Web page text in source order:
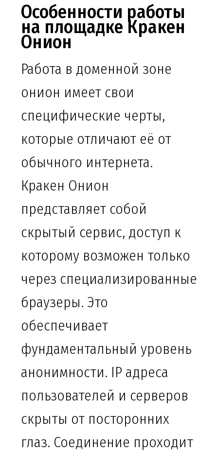
Особенности работы
на площадке Кракен
Онион
Работа в доменной зоне
онион имеет свои
специфические черты,
которые отличают её от
обычного интернета.
Кракен Онион
представляет собой
скрытый сервис, доступ к
которому возможен только
через специализированные
браузеры. Это
обеспечивает
фундаментальный уровень
анонимности. IP адреса
пользователей и серверов
скрыты от посторонних
глаз. Соединение проходит